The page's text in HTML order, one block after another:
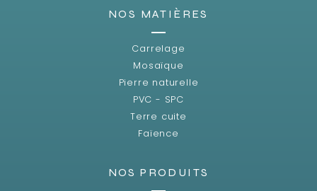
NOS MATIÈRES
Carrelage
Mosaïque
Pierre naturelle
PVC - SPC
Terre cuite
Faïence
NOS PRODUITS